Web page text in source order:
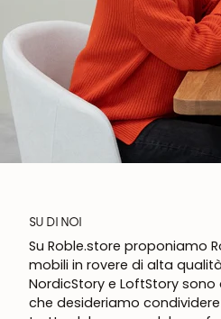
SU DI NOI
Su Roble.store proponiamo
mobili in rovere di alta
NordicStory e LoftStory sono
che desideriamo condividere